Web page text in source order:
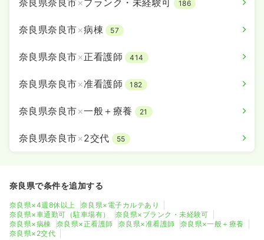
奈良県奈良市 ×ブランク・未経験可 186
奈良県奈良市×病棟 57
奈良県奈良市×正看護師 414
奈良県奈良市×准看護師 182
奈良県奈良市×一般＋療養 21
奈良県奈良市×2交代 55
奈良県で条件を追加する
奈良県×4週8休以上
奈良県×電子カルテあり
奈良県×車通勤可（駐車場有）
奈良県×ブランク・未経験可
奈良県×病棟
奈良県×正看護師 奈良県×准看護師
奈良県×一般＋療養
奈良県×2交代